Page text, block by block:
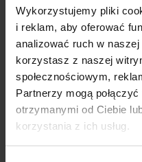
Wykorzystujemy pliki
i reklam, aby oferować
analizować ruch w
korzystasz z naszej
społecznościowym,
Partnerzy mogą
otrzymanymi od Ciebie
korzystania z ich usług.
Projektantka